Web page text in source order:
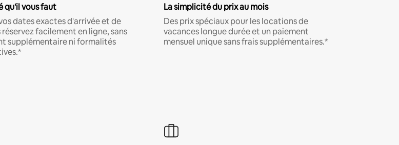
qu'il vous faut
dates exactes d'arrivée et de
facilement en ligne, sans
supplémentaire ni formalités
La simplicité du prix au mois
Des prix spéciaux pour les locations de
vacances longue durée et un paiement
mensuel unique sans frais supplémentaires.*